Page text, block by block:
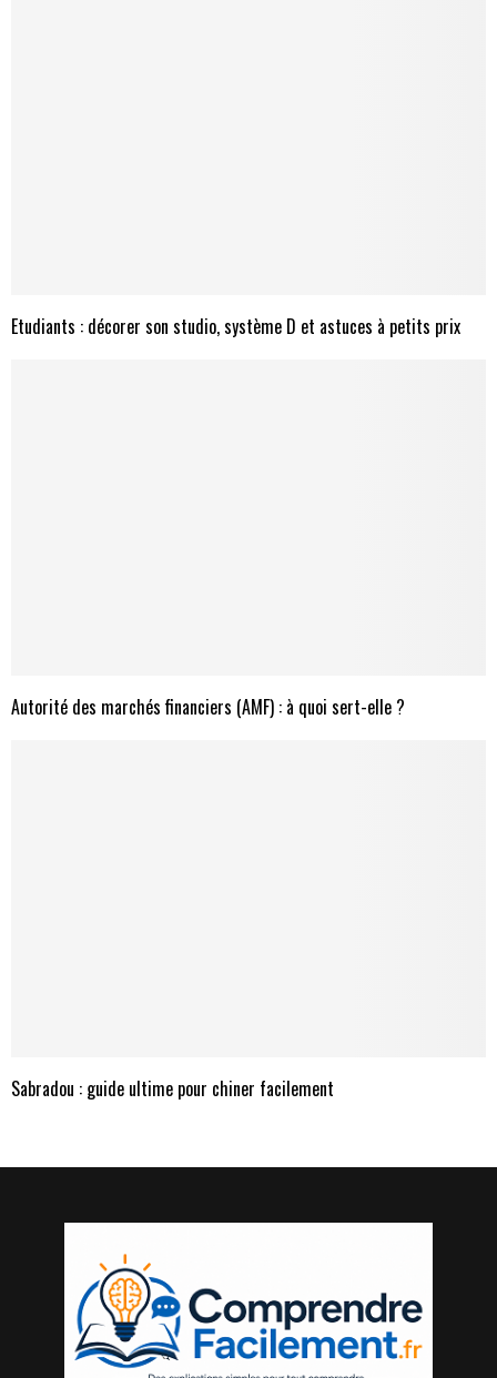
Etudiants : décorer son studio, système D et astuces à petits prix
Autorité des marchés financiers (AMF) : à quoi sert-elle ?
Sabradou : guide ultime pour chiner facilement